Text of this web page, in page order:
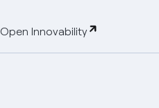
Open Innovability